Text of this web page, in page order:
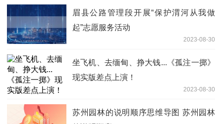
眉县公路管理段开展“保护渭河从我做
起”志愿服务活动
2023-08-30
坐飞机、去缅甸、挣大钱...《孤注一掷》
现实版差点上演！
2023-08-30
苏州园林的说明顺序思维导图 苏州园林